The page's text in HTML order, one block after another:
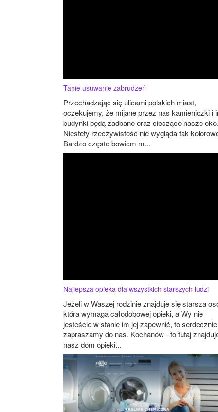
Tanie usuwanie zabrudzeń
Przechadzając się ulicami polskich miast,
oczekujemy, że mijane przez nas kamieniczki i
budynki będą zadbane oraz cieszące nasze oko.
Niestety rzeczywistość nie wygląda tak
Bardzo często bowiem m...
Najlepsza opieka dla wszystkich starszych ludzi
Jeżeli w Waszej rodzinie znajduje się starsza
która wymaga całodobowej opieki, a Wy nie
jesteście w stanie im jej zapewnić, to serdecznie
zapraszamy do nas. Kochanów - to tutaj
nasz dom opieki...